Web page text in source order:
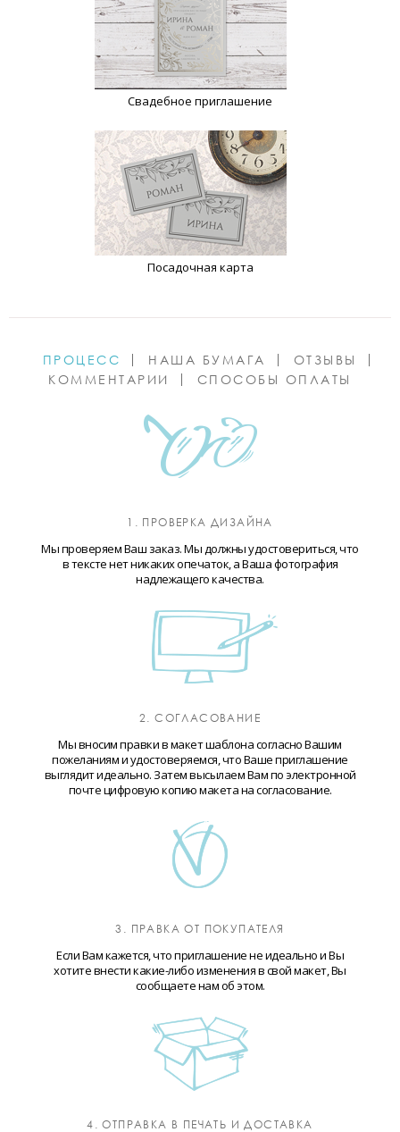
Свадебное приглашение
Посадочная карта
ПРОЦЕСС НАША БУМАГА
ОТЗЫВЫ
КОММЕНТАРИИ
СПОСОБЫ ОПЛАТЫ
1. ПРОВЕРКА ДИЗАЙНА
Мы проверяем Ваш заказ. Мы должны удостовериться, что
в тексте нет никаких опечаток, а Ваша фотография
надлежащего качества.
2. СОГЛАСОВАНИЕ
Мы вносим правки в макет шаблона согласно Вашим
пожеланиям и удостоверяемся, что Ваше приглашение
выглядит идеально. Затем высылаем Вам по электронной
почте цифровую копию макета на согласование.
3. ПРАВКА ОТ ПОКУПАТЕЛЯ
Если Вам кажется, что приглашение не идеально и Вы
хотите внести какие-либо изменения в свой макет, Вы
сообщаете нам об этом.
4. ОТПРАВКА В ПЕЧАТЬ И ДОСТАВКА